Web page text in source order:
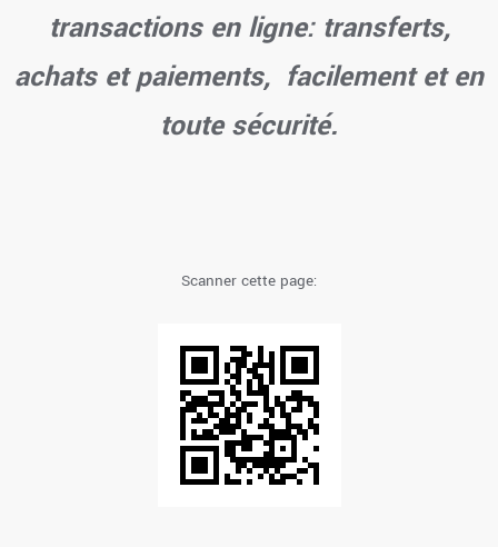
transactions en ligne: transferts,
achats et paiements, facilement et en
toute sécurité.
Scanner cette page: